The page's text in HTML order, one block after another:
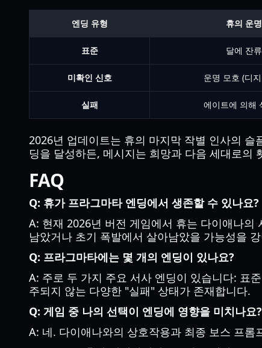
엔딩 유형 휴의 운명
표준 달에 잔류
미확인 신호 운명 모호 (디
실패 에이트에 의해
2026년 업데이트는 휴의 마지막 작별 인사의
딩을 달성하든, 메시지는 희망과 다음 세대로의
FAQ
Q: 휴가 프라그마타 엔딩에서 생존할 수 있나요?
A: 현재 2026년 버전 게임에서 휴는 다이애나
남았거나 초기 폭발에서 살아남았을 가능성을
Q: 프라그마타에는 몇 개의 엔딩이 있나요?
A: 주로 두 가지 주요 서사 엔딩이 있습니다: 표
주되지 않는 다양한 "실패" 상태가 존재합니다.
Q: 게임 중 나의 선택이 엔딩에 영향을 미치나요?
A: 네. 다이애나와의 상호작용과 최종 보스 프